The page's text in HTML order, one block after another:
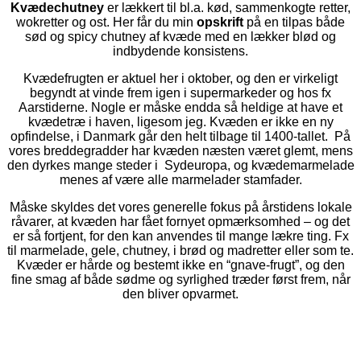
Kvædechutney er lækkert til bl.a. kød, sammenkogte retter,
wokretter og ost. Her får du min opskrift på en tilpas både
sød og spicy chutney af kvæde med en lækker blød og
indbydende konsistens.
Kvædefrugten er aktuel her i oktober, og den er virkeligt
begyndt at vinde frem igen i supermarkeder og hos fx
Aarstiderne. Nogle er måske endda så heldige at have et
kvædetræ i haven, ligesom jeg. Kvæden er ikke en ny
opfindelse, i Danmark går den helt tilbage til 1400-tallet. På
vores breddegradder har kvæden næsten været glemt, mens
den dyrkes mange steder i Sydeuropa, og kvædemarmelade
menes af være alle marmelader stamfader.
Måske skyldes det vores generelle fokus på årstidens lokale
råvarer, at kvæden har fået fornyet opmærksomhed – og det
er så fortjent, for den kan anvendes til mange lækre ting. Fx
til marmelade, gele, chutney, i brød og madretter eller som te.
Kvæder er hårde og bestemt ikke en “gnave-frugt”, og den
fine smag af både sødme og syrlighed træder først frem, når
den bliver opvarmet.